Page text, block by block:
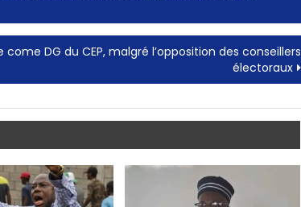
DG du CEP, malgré l’opposition des conseillers
électoraux